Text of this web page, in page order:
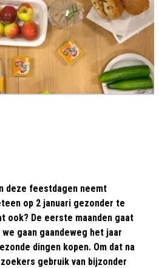
deze feestdagen neemt
op 2 januari gezonder te
ook? De eerste maanden gaat
gaan gaandeweg het jaar
dingen kopen. Om dat na
gebruik van bijzonder